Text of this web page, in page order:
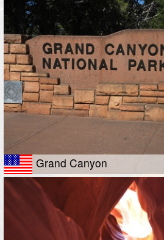
Grand Canyon